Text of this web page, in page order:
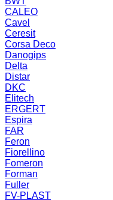
CALEO
Cavel
Ceresit
Corsa Deco
Danogips
Delta
Distar
DKC
Elitech
ERGERT
Espira
FAR
Feron
Fiorellino
Fomeron
Forman
Fuller
FV-PLAST